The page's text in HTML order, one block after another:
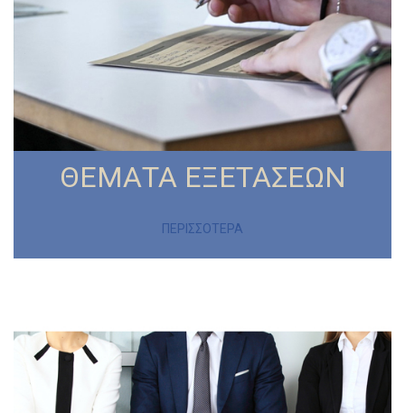
ΘΕΜΑΤΑ ΕΞΕΤΑΣΕΩΝ
ΠΕΡΙΣΣΟΤΕΡΑ